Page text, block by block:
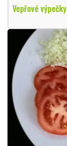
Vepřové výpečky